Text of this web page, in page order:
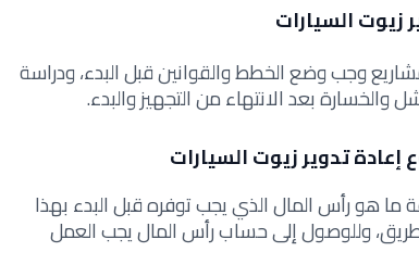
زيوت السيارات
وجب وضع الخطط والقوانين قبل البدء، ودراسة
والخسارة بعد الانتهاء من التجهيز والبدء.
تدوير زيوت السيارات
ما هو رأس المال الذي يجب توفره قبل البدء بهذا
وللوصول إلى حساب رأس المال يجب العمل